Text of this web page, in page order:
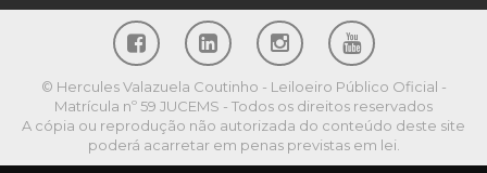
© Hercules Valazuela Coutinho - Leiloeiro Público Oficial -
Matrícula nº 59 JUCEMS - Todos os direitos reservados
A cópia ou reprodução não autorizada do conteúdo deste site
poderá acarretar em penas previstas em lei.